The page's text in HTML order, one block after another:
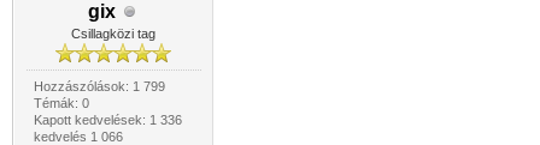
gix
Csillagközi tag
Hozzászólások: 1 799
Témák: 0
Kapott kedvelések: 1 336
kedvelés 1 066